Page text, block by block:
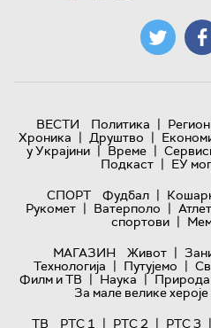
ВЕСТИ Политика | Регион
Хроника | Друштво |
у Украјини | Време |
Подкаст | ЕУ
СПОРТ
Фудбал |
Рукомет | Ватерполо |
спортови |
МАГАЗИН
Живот |
Технологијa | Путујемо |
Филм и ТВ | Наука | Природа
За мале велике хероје
ТВ
РТС 1 | РТС 2 | РТС 3 |